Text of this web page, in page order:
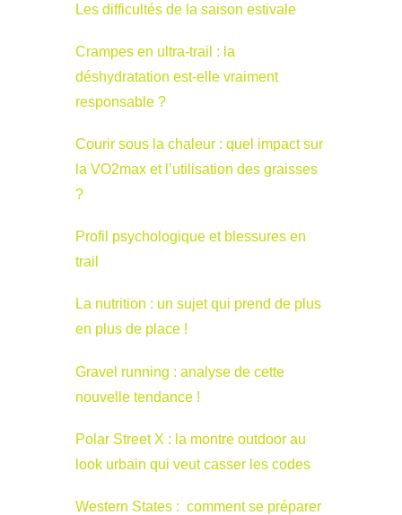
Les difficultés de la saison estivale
Crampes en ultra-trail : la
déshydratation est-elle vraiment
responsable ?
Courir sous la chaleur : quel impact sur
la VO2max et l’utilisation des graisses
?
Profil psychologique et blessures en
trail
La nutrition : un sujet qui prend de plus
en plus de place !
Gravel running : analyse de cette
nouvelle tendance !
Polar Street X : la montre outdoor au
look urbain qui veut casser les codes
Western States : comment se préparer